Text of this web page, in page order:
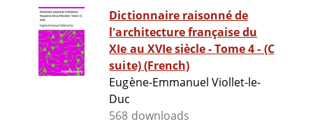
Dictionnaire raisonné de
l'architecture française du
XIe au XVIe siècle - Tome 4 - (C
suite) (French)
Eugène-Emmanuel Viollet-le-
Duc
568 downloads